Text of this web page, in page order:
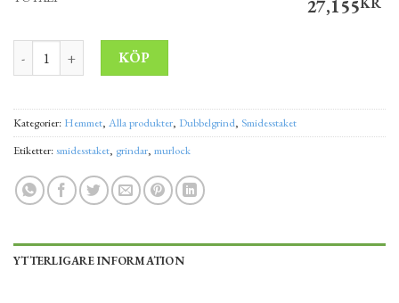
27,155KR
Dubbelgrind Aspre 300x160 cm mängd
KÖP
Kategorier: Hemmet, Alla produkter, Dubbelgrind, Smidesstaket
Etiketter:smidesstaket, grindar, murlock
YTTERLIGARE INFORMATION